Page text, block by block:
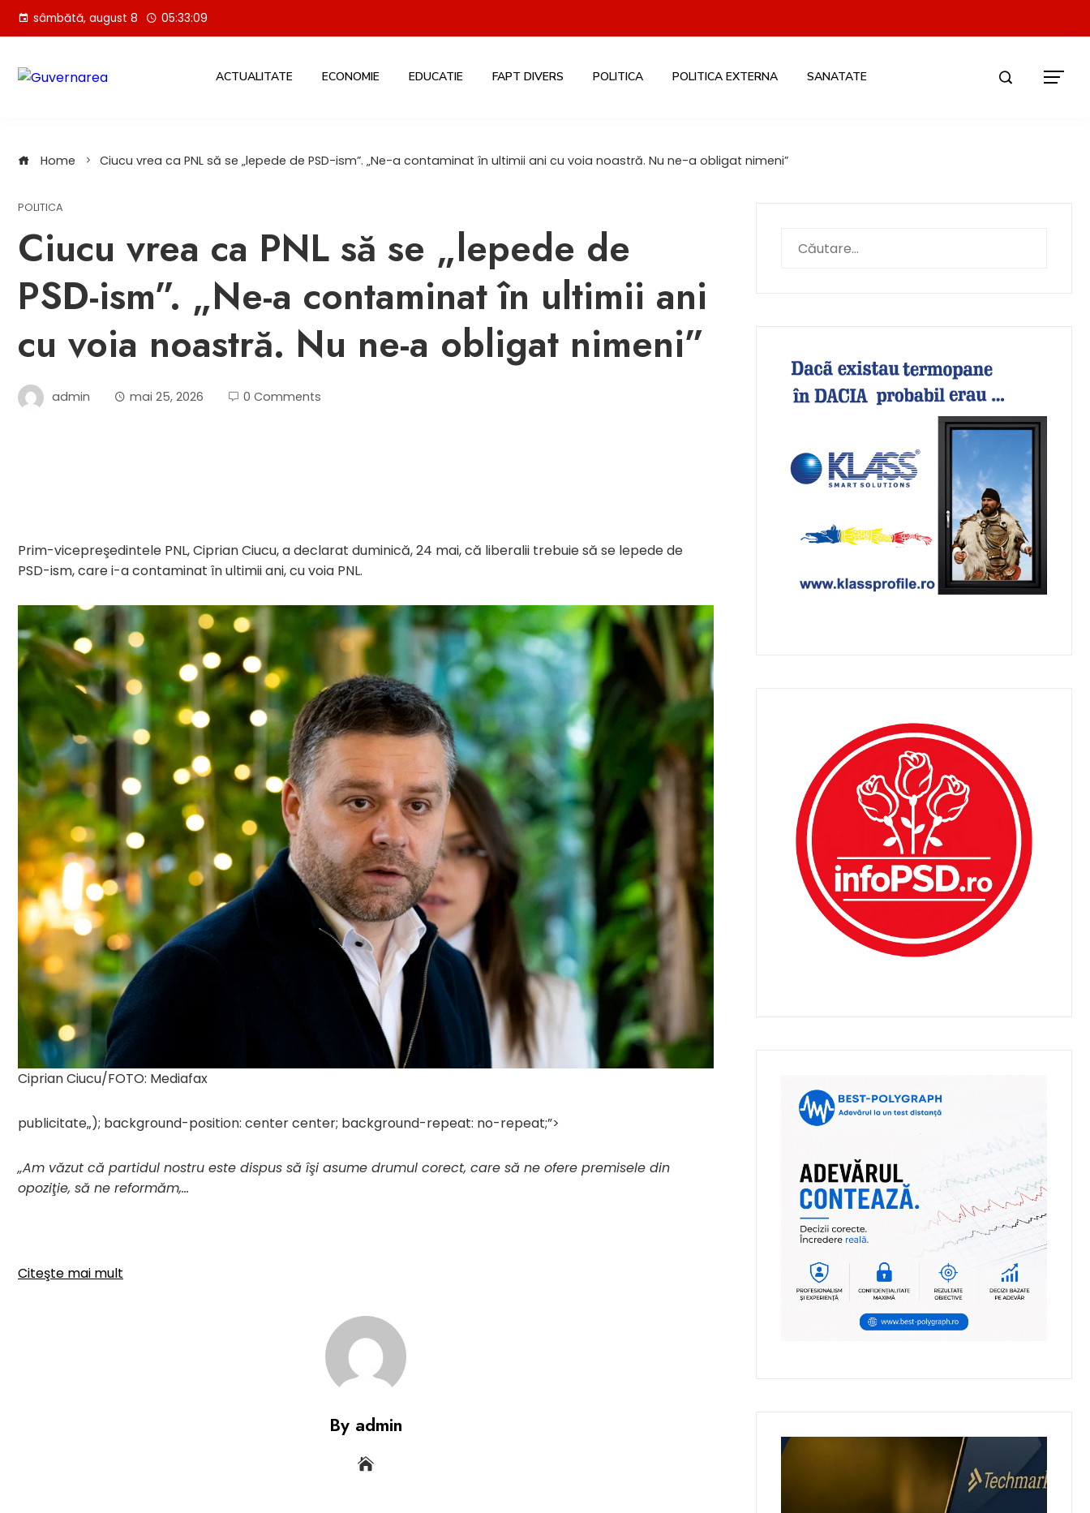
Skip sâmbătă, august 8 05:33:11
ACTUALITATE ECONOMIE EDUCATIE FAPT DIVERS POLITICA POLITICA EXTERNA SANATATE
Home Ciucu vrea ca PNL să se „lepede de PSD-ism”. „Ne-a contaminat în ultimii ani cu voia noastră. Nu ne-a obligat nimeni”
POLITICA
Ciucu vrea ca PNL să se „lepede de
PSD-ism”. „Ne-a contaminat în ultimii ani
cu voia noastră. Nu ne-a obligat nimeni”
admin mai 25, 2026 0 Comments
Prim-vicepreşedintele PNL, Ciprian Ciucu, a declarat duminică, 24 mai, că liberalii trebuie să se lepede de
PSD-ism, care i-a contaminat în ultimii ani, cu voia PNL.
Ciprian Ciucu/FOTO: Mediafax
publicitate„); background-position: center center; background-repeat: no-repeat;”>
„Am văzut că partidul nostru este dispus să îşi asume drumul corect, care să ne ofere premisele din
opoziţie, să ne reformăm,…
Citeşte mai mult
By admin
după: